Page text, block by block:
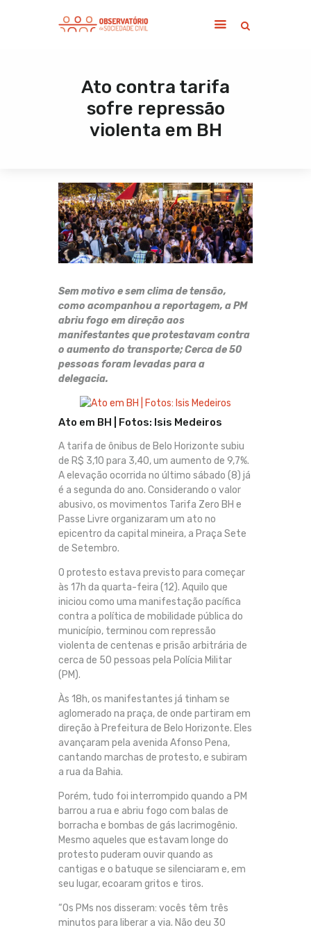
Ato contra tarifa
sofre repressão
violenta em BH
Home
Sobre
Notícias
Sem motivo e sem clima de tensão,
como acompanhou a reportagem, a PM
abriu fogo em direção aos
manifestantes que protestavam contra
o aumento do transporte; Cerca de 50
pessoas foram levadas para a
delegacia.
Ato em BH | Fotos: Isis Medeiros
A tarifa de ônibus de Belo Horizonte subiu
de R$ 3,10 para 3,40, um aumento de 9,7%.
A elevação ocorrida no último sábado (8) já
é a segunda do ano. Considerando o valor
abusivo, os movimentos Tarifa Zero BH e
Passe Livre organizaram um ato no
epicentro da capital mineira, a Praça Sete
de Setembro.
O protesto estava previsto para começar
às 17h da quarta-feira (12). Aquilo que
iniciou como uma manifestação pacífica
contra a política de mobilidade pública do
município, terminou com repressão
violenta de centenas e prisão arbitrária de
cerca de 50 pessoas pela Polícia Militar
(PM).
Às 18h, os manifestantes já tinham se
aglomerado na praça, de onde partiram em
direção à Prefeitura de Belo Horizonte. Eles
avançaram pela avenida Afonso Pena,
cantando marchas de protesto, e subiram
a rua da Bahia.
Porém, tudo foi interrompido quando a PM
barrou a rua e abriu fogo com balas de
borracha e bombas de gás lacrimogênio.
Mesmo aqueles que estavam longe do
protesto puderam ouvir quando as
cantigas e o batuque se silenciaram e, em
seu lugar, ecoaram gritos e tiros.
“Os PMs nos disseram: vocês têm três
minutos para liberar a via. Não deu 30